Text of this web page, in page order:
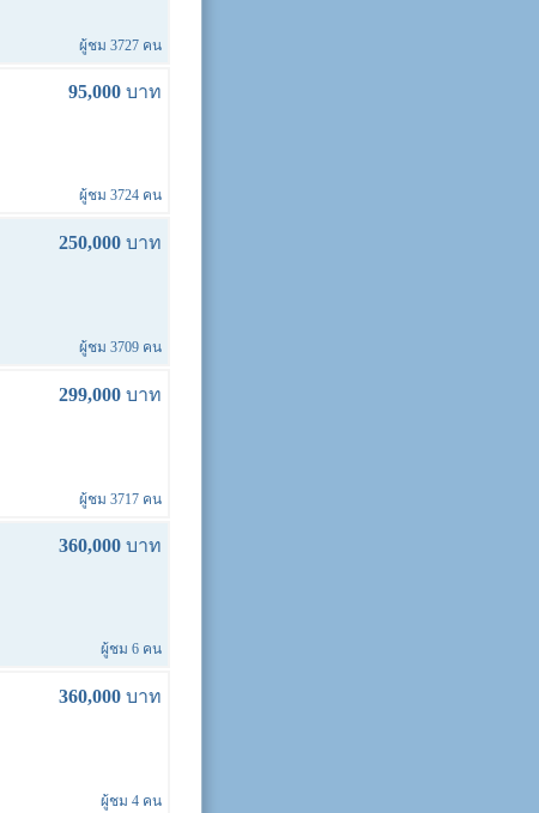
ผู้ชม 3727 คน
95,000บาท
ผู้ชม 3724 คน
250,000บาท
ผู้ชม 3709 คน
299,000บาท
ผู้ชม 3717 คน
360,000บาท
ผู้ชม 6 คน
360,000บาท
ผู้ชม 4 คน